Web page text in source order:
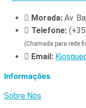
Morada: Av.
Telefone:
(Chamada para rede
Email:
Informações
Sobre Nós